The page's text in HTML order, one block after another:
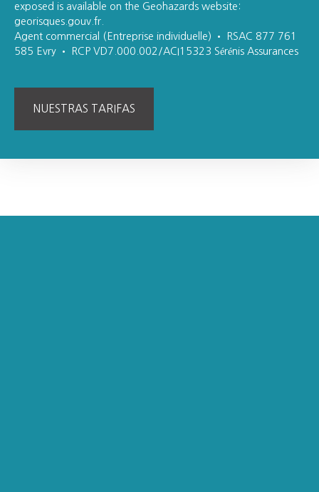
exposed is available on the Geohazards website:
georisques.gouv.fr.
Agent commercial (Entreprise individuelle) • RSAC 877 761
585 Evry • RCP VD7.000.002/ACI15323 Sérénis Assurances
NUESTRAS TARIFAS